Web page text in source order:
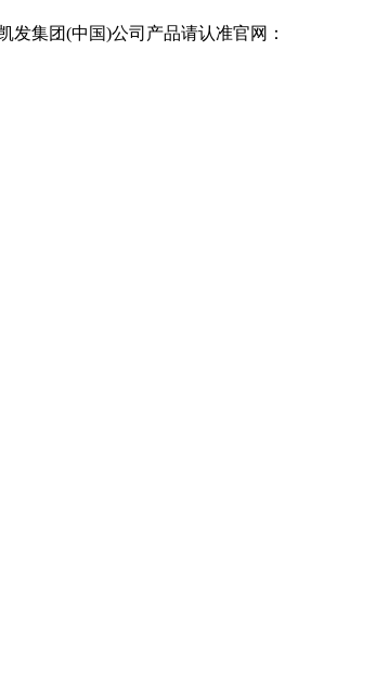
集团(中国)公司产品请认准官网：